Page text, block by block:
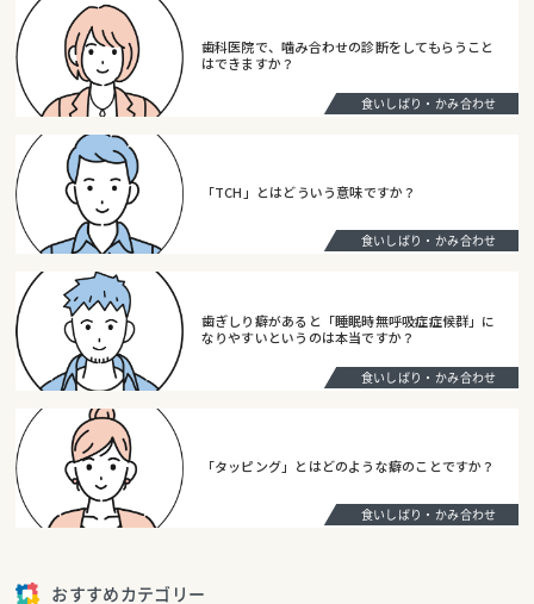
歯科医院で、噛み合わせの診断をしてもらうこと
はできますか？
食いしばり・かみ合わせ
「TCH」とはどういう意味ですか？
食いしばり・かみ合わせ
歯ぎしり癖があると「睡眠時無呼吸症症候群」に
なりやすいというのは本当ですか？
食いしばり・かみ合わせ
「タッピング」とはどのような癖のことですか？
食いしばり・かみ合わせ
おすすめカテゴリー